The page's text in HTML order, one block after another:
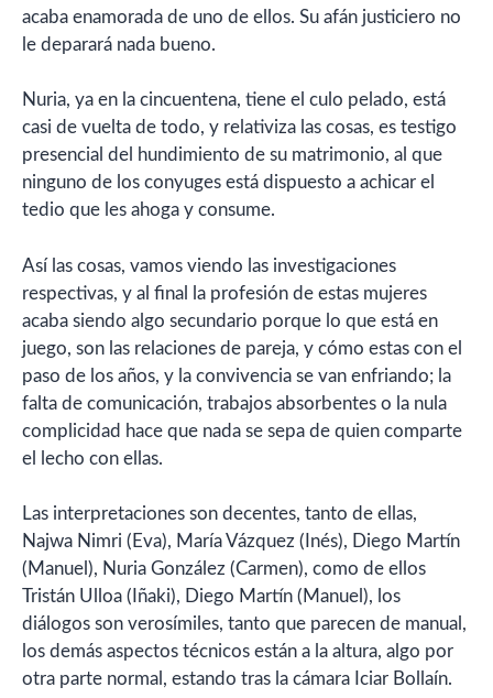
acaba enamorada de uno de ellos. Su afán justiciero no
le deparará nada bueno.
Nuria, ya en la cincuentena, tiene el culo pelado, está
casi de vuelta de todo, y relativiza las cosas, es testigo
presencial del hundimiento de su matrimonio, al que
ninguno de los conyuges está dispuesto a achicar el
tedio que les ahoga y consume.
Así las cosas, vamos viendo las investigaciones
respectivas, y al final la profesión de estas mujeres
acaba siendo algo secundario porque lo que está en
juego, son las relaciones de pareja, y cómo estas con el
paso de los años, y la convivencia se van enfriando; la
falta de comunicación, trabajos absorbentes o la nula
complicidad hace que nada se sepa de quien comparte
el lecho con ellas.
Las interpretaciones son decentes, tanto de ellas,
Najwa Nimri (Eva), María Vázquez (Inés), Diego Martín
(Manuel), Nuria González (Carmen), como de ellos
Tristán Ulloa (Iñaki), Diego Martín (Manuel), los
diálogos son verosímiles, tanto que parecen de manual,
los demás aspectos técnicos están a la altura, algo por
otra parte normal, estando tras la cámara Iciar Bollaín.